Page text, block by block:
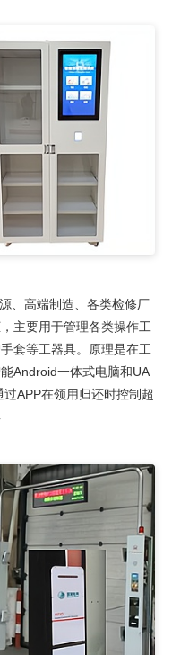
、高端制造、各类检修厂
主要用于管理各类操作工
套等工器具。原理是在工
Android一体式电脑和UA
APP在领用归还时控制超